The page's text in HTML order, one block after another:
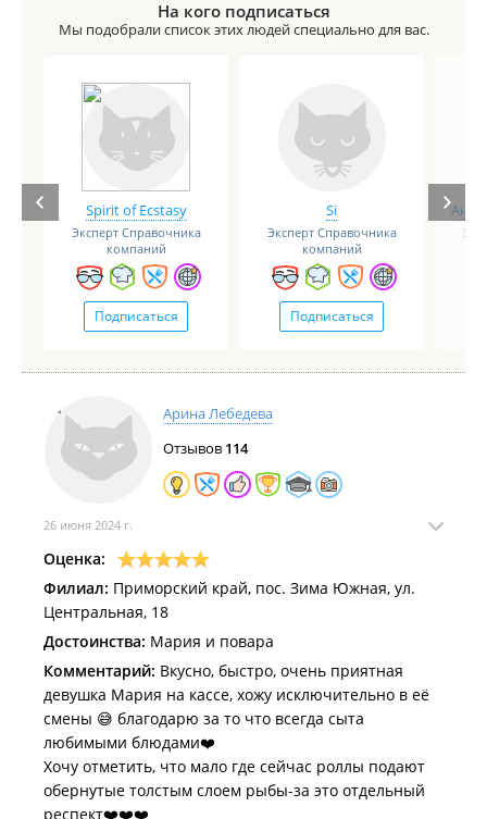
На кого подписаться
Мы подобрали список этих людей специально для вас.
Spirit of Ecstasy
Эксперт Справочника
компаний
Подписаться
Si
Эксперт Справочника
компаний
Подписаться
Арина Лебедева
Отзывов 114
26 июня 2024 г.
Оценка:
Филиал: Приморский край, пос. Зима Южная, ул.
Центральная, 18
Достоинства: Мария и повара
Комментарий: Вкусно, быстро, очень приятная
девушка Мария на кассе, хожу исключительно в её
смены 😅 благодарю за то что всегда сыта
любимыми блюдами❤️
Хочу отметить, что мало где сейчас роллы подают
обернутые толстым слоем рыбы-за это отдельный
респект❤️❤️❤️